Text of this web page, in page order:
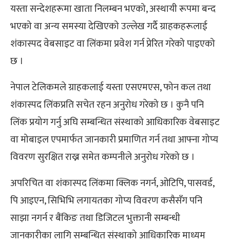
यस्ता सन्देशहरूमा खाता निलम्बन भएको, अस्थायी रूपमा बन्द
भएको वा अन्य समस्या देखिएको उल्लेख गर्दै ग्राहकहरूलाई
शंकास्पद वेबसाइट वा लिंकमा प्रवेश गर्न प्रेरित गरेको पाइएको
छ ।
नेपाल टेलिकमले ग्राहकलाई यस्ता एसएमएस, फोन कल तथा
शंकास्पद लिंकप्रति सचेत रहन अनुरोध गरेको छ । कुनै पनि
लिंक प्रयोग गर्नु अघि सम्बन्धित संस्थाको आधिकारिक वेबसाइट
वा मोबाइल एपमार्फत जानकारी प्रमाणित गर्न तथा आफ्ना गोप्य
विवरण सुरक्षित राख्न समेत कम्पनीले अनुरोध गरेको छ ।
अपरिचित वा शंकास्पद लिंकमा क्लिक नगर्न, ओटिपि, पासवर्ड,
पि आइएन, सिभिभि लगायतका गोप्य विवरण कसैसँग पनि
साझा नगर्न र बैंकिङ तथा डिजिटल भुक्तानी सम्बन्धी
जानकारीका लागि सम्बन्धित संस्थाको आधिकारिक माध्यम